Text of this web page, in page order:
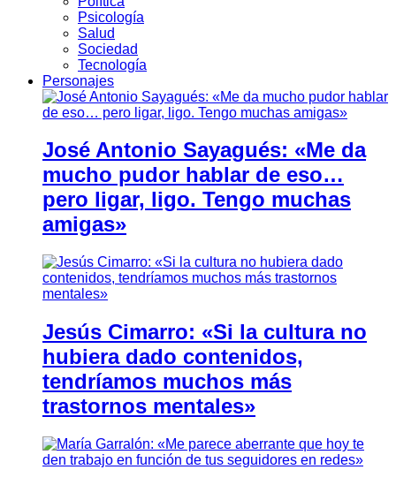
Psicología
Salud
Sociedad
Tecnología
Personajes
José Antonio Sayagués: «Me da
mucho pudor hablar de eso…
pero ligar, ligo. Tengo muchas
amigas»
Jesús Cimarro: «Si la cultura no
hubiera dado contenidos,
tendríamos muchos más
trastornos mentales»